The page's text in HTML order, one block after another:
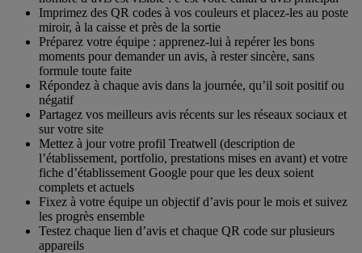
Imprimez des QR codes à vos couleurs et placez-les au poste
miroir, à la caisse et près de la sortie
Préparez votre équipe : apprenez-lui à repérer les bons
moments pour demander un avis, à rester sincère, sans
formule toute faite
Répondez à chaque avis dans la journée, qu’il soit positif ou
négatif
Partagez vos meilleurs avis récents sur les réseaux sociaux et
sur votre site
Mettez à jour votre profil Treatwell (description de
l’établissement, portfolio, prestations mises en avant) et votre
fiche d’établissement Google pour que les deux soient
complets et actuels
Fixez à votre équipe un objectif d’avis pour le mois et suivez
les progrès ensemble
Testez chaque lien d’avis et chaque QR code sur plusieurs
appareils